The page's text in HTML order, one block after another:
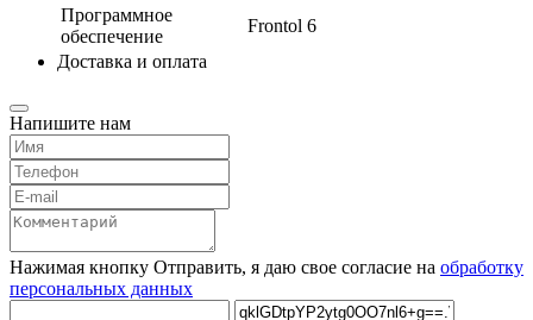
Программное
обеспечение
Frontol 6
Доставка и оплата
Напишите нам
Нажимая кнопку Отправить, я даю свое согласие на обработку
персональных данных